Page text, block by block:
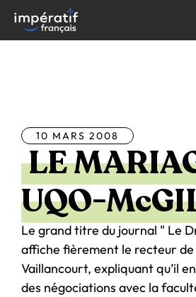
contenu
10 MARS 2008
LE
UQO-
Le grand titre du journal " Le
affiche fièrement le recteur de
Vaillancourt, expliquant qu’il
des négociations avec la